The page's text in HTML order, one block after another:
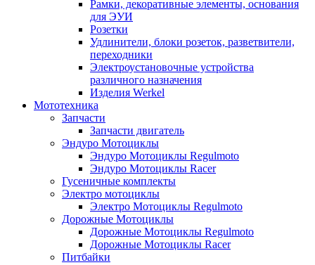
Рамки, декоративные элементы, основания
для ЭУИ
Розетки
Удлинители, блоки розеток, разветвители,
переходники
Электроустановочные устройства
различного назначения
Изделия Werkel
Мототехника
Запчасти
Запчасти двигатель
Эндуро Мотоциклы
Эндуро Мотоциклы Regulmoto
Эндуро Мотоциклы Racer
Гусеничные комплекты
Электро мотоциклы
Электро Мотоциклы Regulmoto
Дорожные Мотоциклы
Дорожные Мотоциклы Regulmoto
Дорожные Мотоциклы Racer
Питбайки